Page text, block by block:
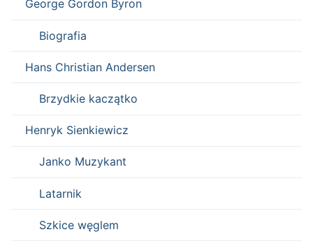
George Gordon Byron
Biografia
Hans Christian Andersen
Brzydkie kaczątko
Henryk Sienkiewicz
Janko Muzykant
Latarnik
Szkice węglem